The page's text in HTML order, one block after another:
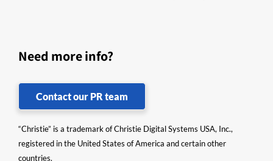
Need more info?
Contact our PR team
“Christie” is a trademark of Christie Digital Systems USA, Inc.,
registered in the United States of America and certain other
countries.